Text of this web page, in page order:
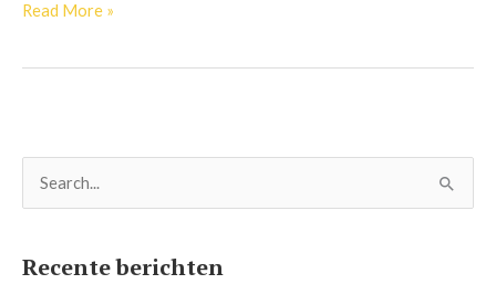
Read More »
Recente berichten